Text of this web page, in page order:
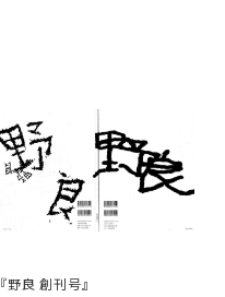
『野良 創刊号』